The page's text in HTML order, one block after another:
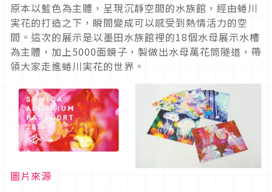
原本以藍色為主體，呈現沉靜空間的水族館，經由蜷川
実花的打造之下，瞬間變成可以感受到熱情活力的空
間。這次的展示是以墨田水族館裡的18個水母展示水槽
為主體，加上5000面鏡子，製做出水母萬花筒隧道，帶
領大家走進蜷川実花的世界。
圖片來源